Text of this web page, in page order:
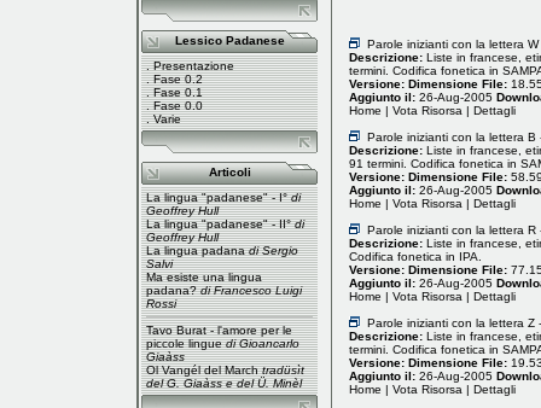
Lessico Padanese
.Presentazione
.Fase 0.2
.Fase 0.1
.Fase 0.0
.Varie
Articoli
La lingua "padanese" - I° di
Geoffrey Hull
La lingua "padanese" - II° di
Geoffrey Hull
La lingua padana di Sergio
Salvi
Ma esiste una lingua
padana? di Francesco Luigi
Rossi
Tavo Burat - l'amore per le
piccole linguedi Gioancarlo
Giaàss
Ol Vangél del March tradüsìt
del G. Giaàss e del Ü. Minèl
Parole inizianti con la lettera W
Descrizione: Liste in francese,
termini. Codifica fonetica in
Versione: Dimensione File:
Aggiunto il: 26-Aug-2005
Home | Vota Risorsa | Dettagli
Parole inizianti con la lettera B
Descrizione: Liste in francese,
91 termini. Codifica fonetica in
Versione: Dimensione File:
Aggiunto il: 26-Aug-2005
Home | Vota Risorsa | Dettagli
Parole inizianti con la lettera R
Descrizione: Liste in francese,
Codifica fonetica in IPA.
Versione: Dimensione File:
Aggiunto il: 26-Aug-2005
Home | Vota Risorsa | Dettagli
Parole inizianti con la lettera Z
Descrizione: Liste in francese,
termini. Codifica fonetica in
Versione: Dimensione File:
Aggiunto il: 26-Aug-2005
Home | Vota Risorsa | Dettagli